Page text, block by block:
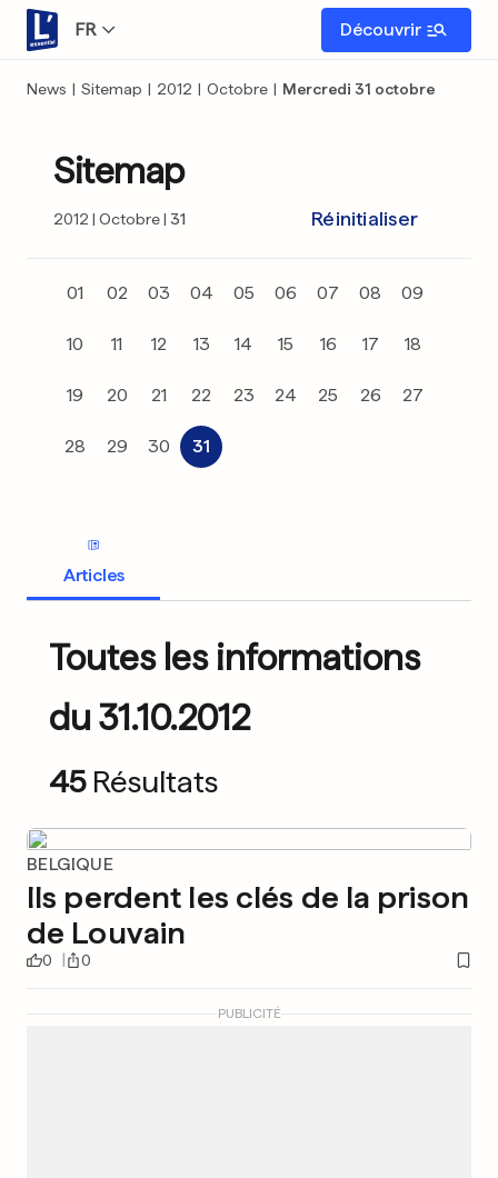
FR Découvrir
News | Sitemap | 2012 | Octobre | Mercredi 31 octobre
Sitemap
2012 Octobre 31 Réinitialiser
01 02 03 04 05 06 07 08 09
10 11 12 13 14 15 16 17 18
19 20 21 22 23 24 25 26 27
28 29 30 31
Articles
Toutes les informations
du 31.10.2012
45 Résultats
BELGIQUE
Ils perdent les clés de la prison
de Louvain
0 0
PUBLICITÉ